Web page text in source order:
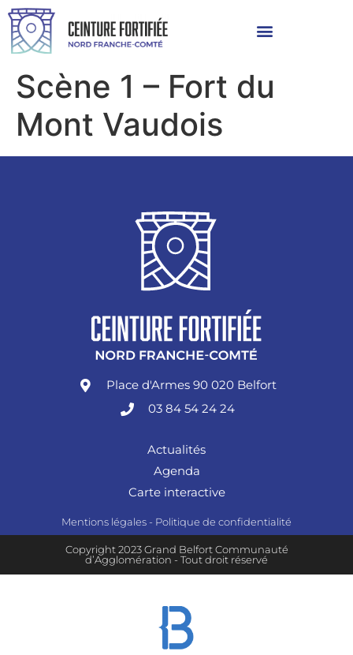
Scène 1 – Fort du
Mont Vaudois
Place d'Armes 90 020 Belfort
03 84 54 24 24
Actualités
Agenda
Carte interactive
Mentions légales - Politique de confidentialité
Copyright 2023 Grand Belfort Communauté
d’Agglomération - Tout droit réservé